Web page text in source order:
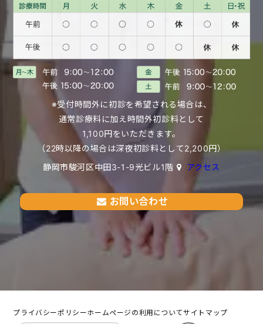
※受付時間外に初診を希望される場合は、
通常診療料に加え時間外初診料として
1,100円をいただきます。
（22時以降の場合は深夜初診料として2,200円）
静岡市駿河区中田3-1-9光ビル1階
アクセス
お問い合わせ
プライバシーポリシーホームページの利用についてサイトマップ